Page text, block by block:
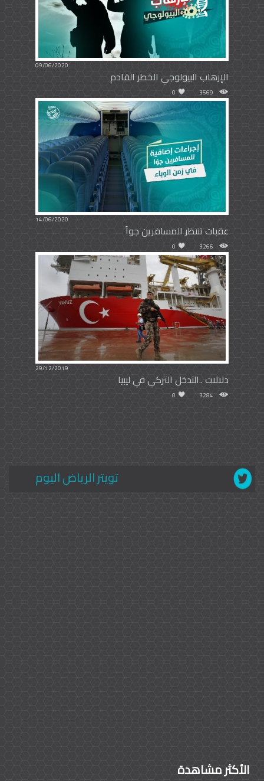
09/06/2020
الإرهاب البيولوجي الخطر القادم
3569
0
14/06/2020
عقبات تنتظر المسافرين جواً
3266
0
29/12/2019
دلالات ..التدخل التركي في ليبيا
3284
0
تويتر الرياض اليوم
الأكثر مشاهدة